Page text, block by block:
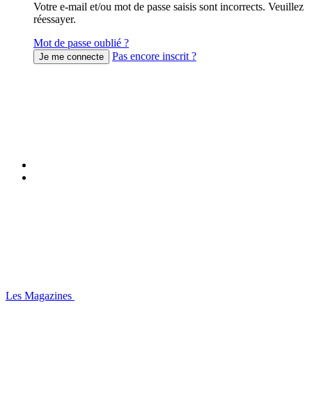
Votre e-mail et/ou mot de passe saisis sont incorrects. Veuillez
réessayer.
Mot de passe oublié ?
Pas encore inscrit ?
Les Magazines